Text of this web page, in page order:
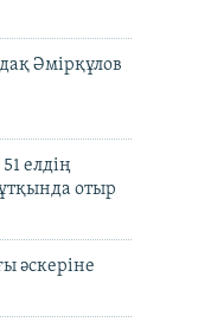
Әмірқұлов
елдің
отыр
әскеріне